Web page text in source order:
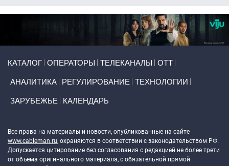
КАТАЛОГ ОПЕРАТОРЫ ТЕЛЕКАНАЛЫ ОТТ
АНАЛИТИКА РЕГУЛИРОВАНИЕ ТЕХНОЛОГИИ
ЗАРУБЕЖЬЕ КАЛЕНДАРЬ
Все права на материалы и новости, опубликованные на сайте
www.cableman.ru, охраняются в соответствии с законодательством РФ.
Допускается цитирование без согласования с редакцией не более трети
от объема оригинального материала, с обязательной прямой